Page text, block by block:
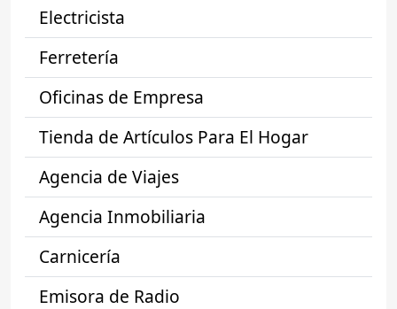
Electricista
Ferretería
Oficinas de Empresa
Tienda de Artículos Para El Hogar
Agencia de Viajes
Agencia Inmobiliaria
Carnicería
Emisora de Radio